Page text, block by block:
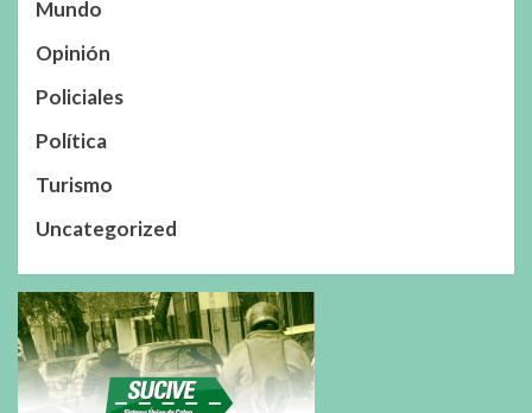
Mundo
Opinión
Policiales
Política
Turismo
Uncategorized